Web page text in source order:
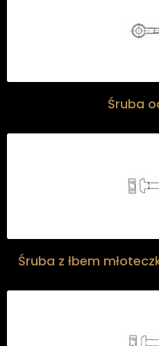
Śruba
Śruba z łbem